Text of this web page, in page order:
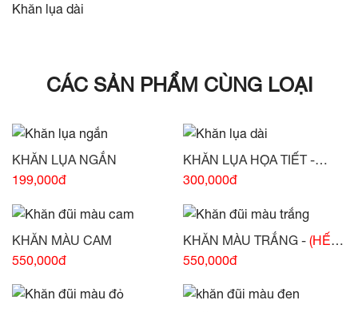
Khăn lụa dài
CÁC SẢN PHẨM CÙNG LOẠI
KHĂN LỤA NGẮN
199,000đ
KHĂN LỤA HỌA TIẾT -
(HẾT HÀNG)
300,000đ
KHĂN MÀU CAM
550,000đ
KHĂN MÀU TRẮNG - (HẾT
HÀNG)
550,000đ